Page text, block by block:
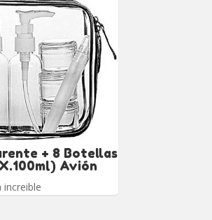
+ 8 Botellas
Avión
increible